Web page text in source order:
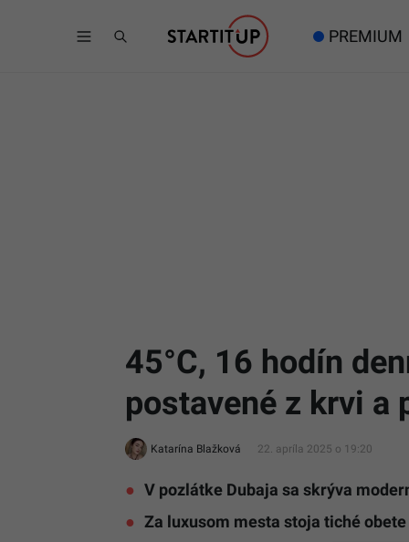
PREMIUM
45°C, 16 hodín
postavené z krvi a
Katarína Blažková 22. apríla 2025 o 19:20
V pozlátke Dubaja sa skrýva
Za luxusom mesta stoja tiché